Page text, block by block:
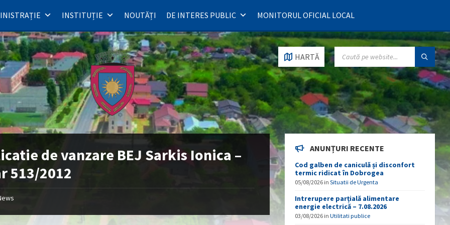
INSTITUȚIE NOUTĂȚI DE INTERES PUBLIC MONITORUL OFICIAL LOCAL
HARTĂ
SEARCH:
de vanzare BEJ Sarkis Ionica –
513/2012
ANUNȚURI RECENTE
Cod galben de caniculă și disconfort
termic ridicat în Dobrogea
05/08/2026 inSituatii de Urgenta
Intrerupere parțială alimentare
energie electrică – 7.08.2026
03/08/2026 inUtilitati publice